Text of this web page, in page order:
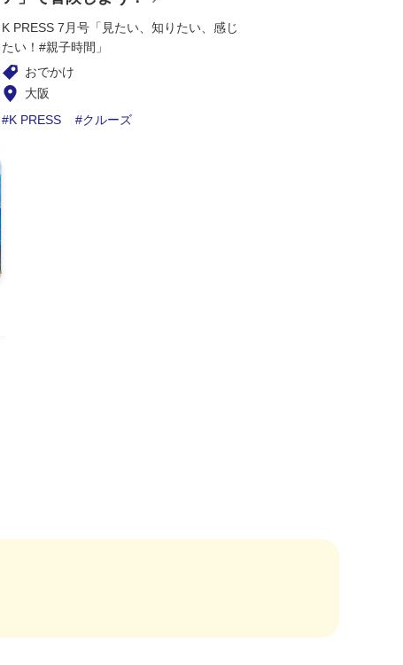
K PRESS 7月号「見たい、知りたい、感じ
たい！#親子時間」
おでかけ
大阪
K PRESS
クルーズ